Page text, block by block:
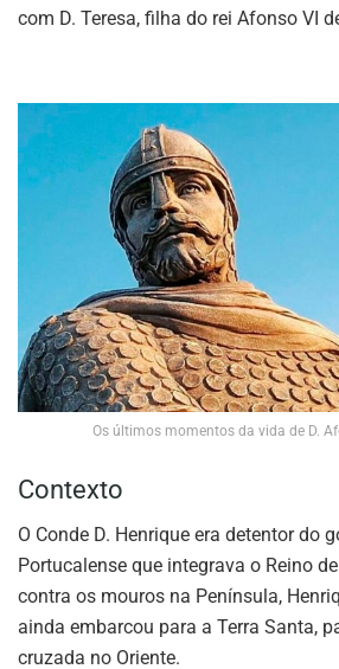
com D. Teresa, filha do rei Afonso VI
Os últimos momentos da vida de D.
Contexto
O Conde D. Henrique era detentor do
Portucalense que integrava o Reino
contra os mouros na Península,
ainda embarcou para a Terra Santa,
cruzada no Oriente.